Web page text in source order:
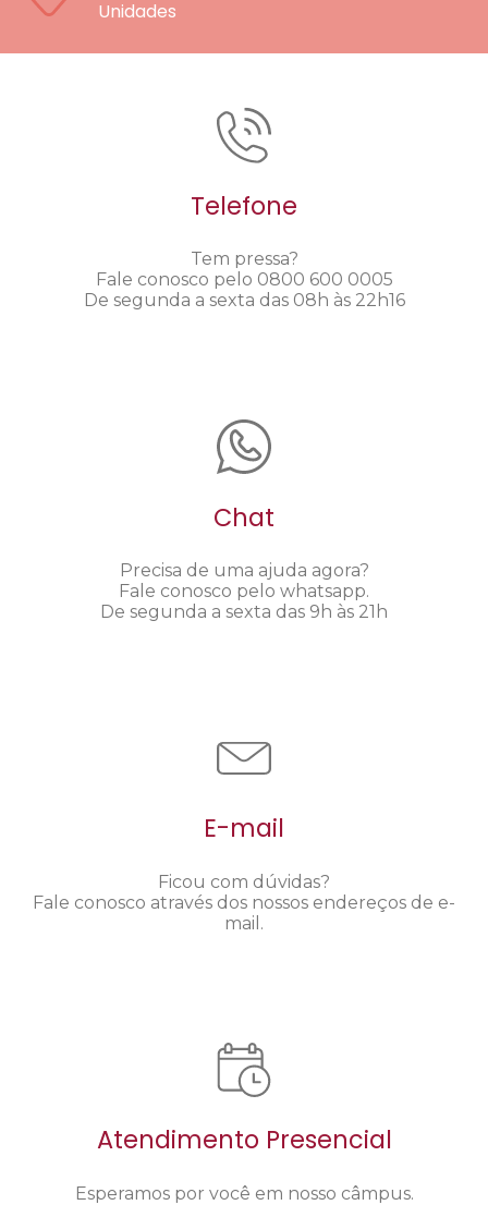
Unidades
Telefone
Tem pressa?
Fale conosco pelo 0800 600 0005
De segunda a sexta das 08h às 22h16
Chat
Precisa de uma ajuda agora?
Fale conosco pelo whatsapp.
De segunda a sexta das 9h às 21h
E-mail
Ficou com dúvidas?
Fale conosco através dos nossos endereços de e-
mail.
Atendimento Presencial
Esperamos por você em nosso câmpus.